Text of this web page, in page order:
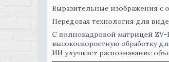
Выразительные изображения с
Передовая технология для
С полнокадровой матрицей ZV-
высокоскоростную обработку
ИИ улучшает распознавание